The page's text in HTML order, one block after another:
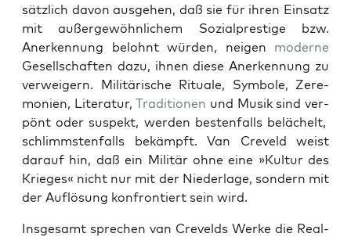
sät­zlich davon aus­ge­hen, daß sie für ihren Ein­satz
mit außergewöhn­lichem Sozial­pres­tige bzw.
Anerken­nung belohnt wür­den, neigen mod­erne
Gesellschaften dazu, ihnen diese Anerken­nung zu
ver­weigern. Mil­itärische Rit­uale, Sym­bole, Zer­e­
monien, Lit­er­atur,Tra­di­tio­nen und Musik sind ver­
pönt oder sus­pekt, wer­den besten­falls belächelt,
schlimm­sten­falls bekämpft. Van Crev­eld weist
darauf hin, daß ein Mil­itär ohne eine »Kul­tur des
Krieges« nicht nur mit der Nieder­lage, son­dern mit
der Auflö­sung kon­fron­tiert sein wird.
Ins­ge­samt sprechen van Crev­elds Werke die Real­